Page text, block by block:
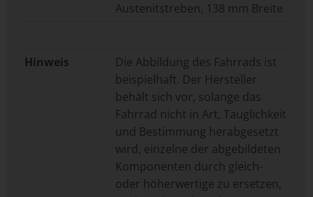
Austenitstreben, 138 mm Breite
Hinweis
Die Abbildung des Fahrrads ist
beispielhaft. Der Hersteller
behält sich vor, solange das
Fahrrad nicht in Art, Tauglichkeit
und Bestimmung herabgesetzt
wird, einzelne der abgebildeten
Komponenten durch gleich-
oder höherwertige zu ersetzen,